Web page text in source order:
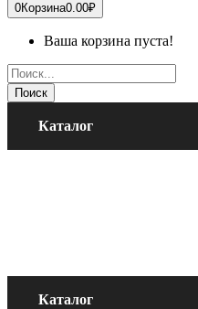
0Корзина0.00₽
Ваша корзина пуста!
Поиск
Каталог
Каталог